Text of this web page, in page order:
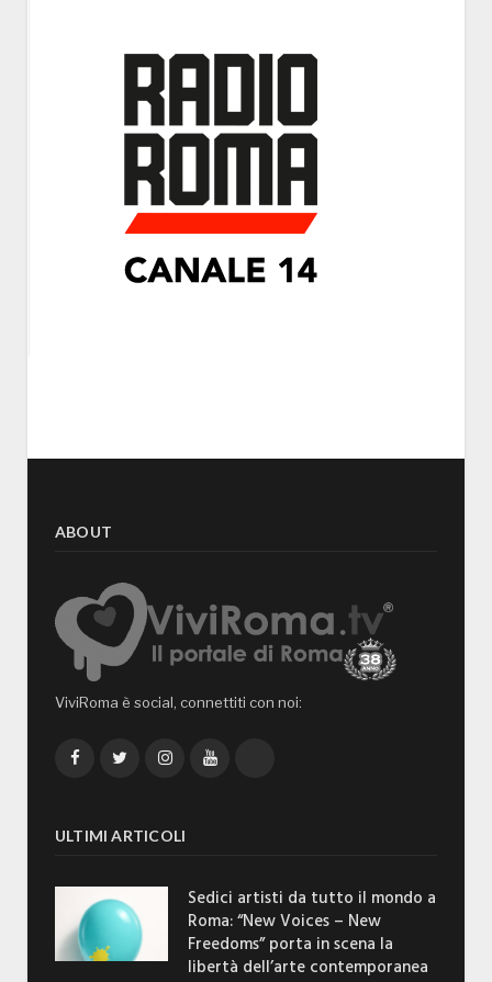
ABOUT
ViviRoma è social, connettiti con noi:
FacebookTwitterInstagramYouTube
ULTIMI ARTICOLI
Sedici artisti da tutto il mondo a
Roma: “New Voices – New
Freedoms” porta in scena la
libertà dell’arte contemporanea